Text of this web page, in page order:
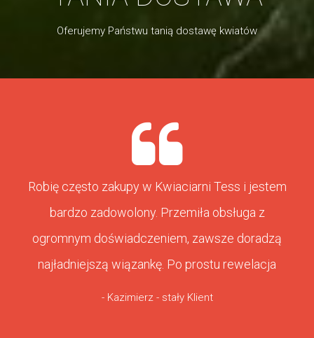
Oferujemy Państwu tanią dostawę kwiatów
Robię często zakupy w Kwiaciarni Tess i jestem
bardzo zadowolony. Przemiła obsługa z
ogromnym doświadczeniem, zawsze doradzą
najładniejszą wiązankę. Po prostu rewelacja
- Kazimierz - stały Klient